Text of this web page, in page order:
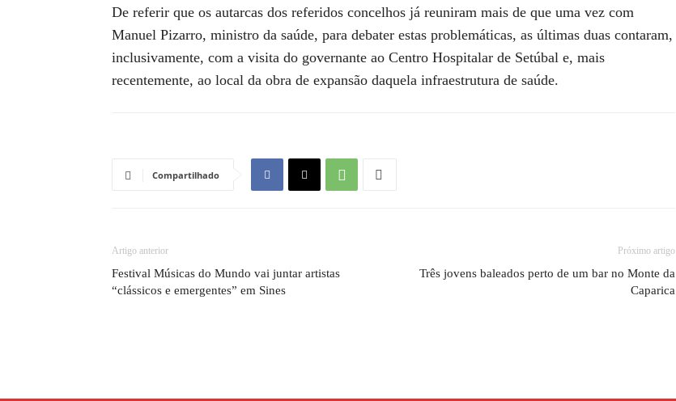
De referir que os autarcas dos referidos concelhos já reuniram mais de que uma vez com
Manuel Pizarro, ministro da saúde, para debater estas problemáticas, as últimas duas contaram,
inclusivamente, com a visita do governante ao Centro Hospitalar de Setúbal e, mais
recentemente, ao local da obra de expansão daquela infraestrutura de saúde.
Compartilhado
Artigo anterior
Festival Músicas do Mundo vai juntar artistas
“clássicos e emergentes” em Sines
Próximo artigo
Três jovens baleados perto de um bar no Monte da
Caparica